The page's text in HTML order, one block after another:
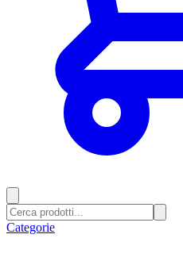
Categorie